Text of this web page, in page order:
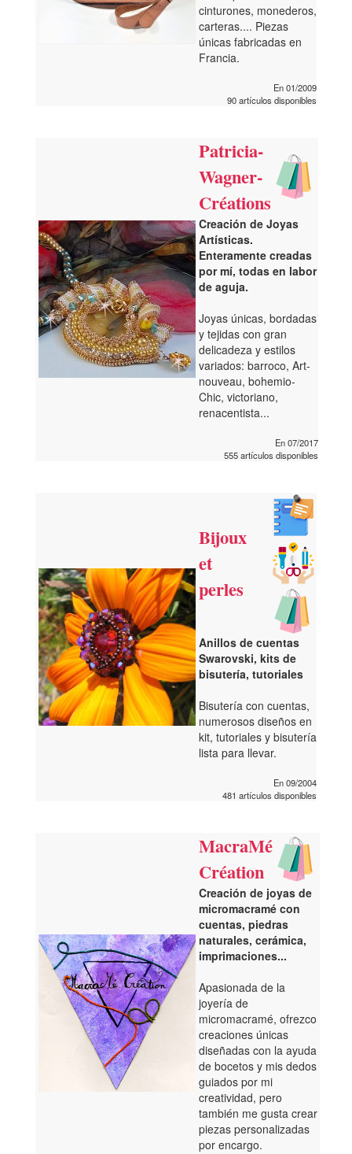
cinturones, monederos,
carteras.... Piezas
únicas fabricadas en
Francia.
En 01/2009
90 artículos disponibles
Patricia-
Wagner-
Créations
Creación de Joyas
Artísticas.
Enteramente creadas
por mí, todas en labor
de aguja.
Joyas únicas, bordadas
y tejidas con gran
delicadeza y estilos
variados: barroco, Art-
nouveau, bohemio-
Chic, victoriano,
renacentista...
En 07/2017
555 artículos disponibles
Bijoux
et
perles
Anillos de cuentas
Swarovski, kits de
bisutería, tutoriales
Bisutería con cuentas,
numerosos diseños en
kit, tutoriales y bisutería
lista para llevar.
En 09/2004
481 artículos disponibles
MacraMé
Création
Creación de joyas de
micromacramé con
cuentas, piedras
naturales, cerámica,
imprimaciones...
Apasionada de la
joyería de
micromacramé, ofrezco
creaciones únicas
diseñadas con la ayuda
de bocetos y mis dedos
guiados por mi
creatividad, pero
también me gusta crear
piezas personalizadas
por encargo.